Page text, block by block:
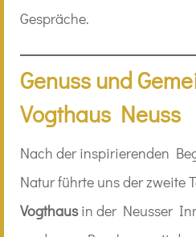
Gespräche.
Genuss und
Vogthaus Neuss
Nach der inspirierenden
Natur führte uns der zweite
Vogthausin der Neusser